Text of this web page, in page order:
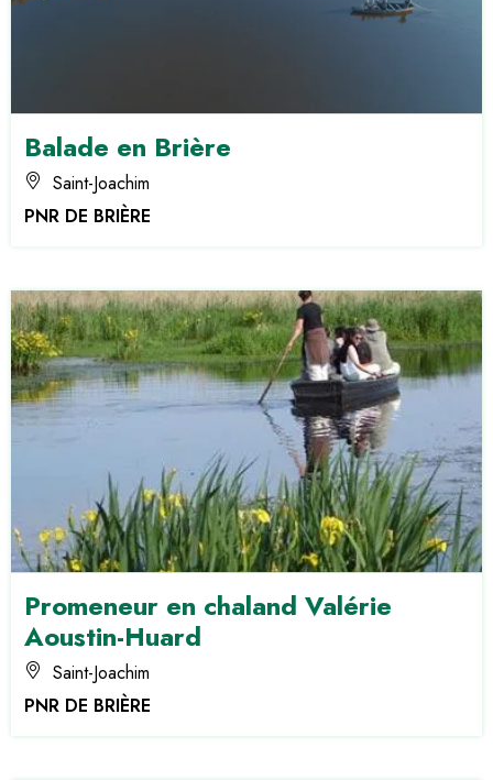
Balade en Brière
Saint-Joachim
PNR DE BRIÈRE
Promeneur en chaland Valérie
Aoustin-Huard
Saint-Joachim
PNR DE BRIÈRE